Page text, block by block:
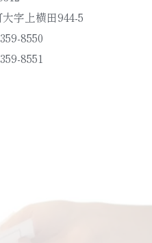
字上横田944-5
8550
8551